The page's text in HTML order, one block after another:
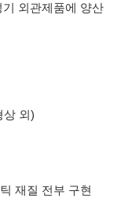
외관제품에 양산
상 외)
재질 전부 구현